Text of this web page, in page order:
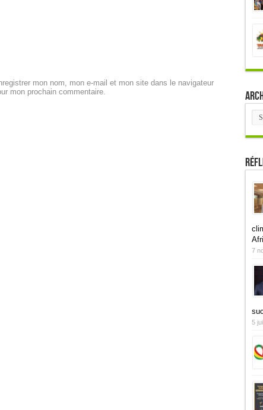
mon nom, mon e-mail et mon site dans le navigateur
mon prochain commentaire.
7
5